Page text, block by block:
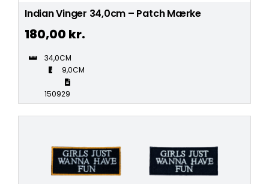
Indian Vinger 34,0cm – Patch Mærke
180,00 kr.
34,0CM
9,0CM
150929